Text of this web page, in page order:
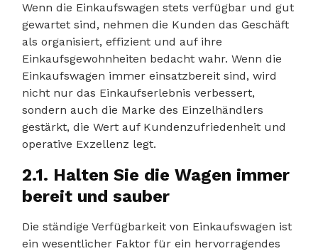
Wenn die Einkaufswagen stets verfügbar und gut
gewartet sind, nehmen die Kunden das Geschäft
als organisiert, effizient und auf ihre
Einkaufsgewohnheiten bedacht wahr. Wenn die
Einkaufswagen immer einsatzbereit sind, wird
nicht nur das Einkaufserlebnis verbessert,
sondern auch die Marke des Einzelhändlers
gestärkt, die Wert auf Kundenzufriedenheit und
operative Exzellenz legt.
2.1. Halten Sie die Wagen immer
bereit und sauber
Die ständige Verfügbarkeit von Einkaufswagen ist
ein wesentlicher Faktor für ein hervorragendes